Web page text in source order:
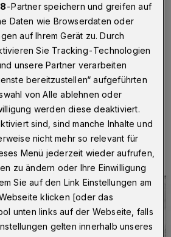
Stadtwerke (WSW)
(27. November 2023) Kanäle in
Bereich der Einmündung
Rubensstraße 13.
Eine Minute Lesezeit
-Partner speichern und greifen auf
Daten wie Browserdaten oder
auf Ihrem Gerät zu. Durch
Sie Tracking-Technologien
unsere Partner verarbeiten
bereitzustellen“ aufgeführten
von Alle ablehnen oder
werden diese deaktiviert.
sind, sind manche Inhalte und
nicht mehr so relevant für
Menü jederzeit wieder aufrufen,
zu ändern oder Ihre Einwilligung
Sie auf den Link Einstellungen am
klicken [oder das
unten links auf der Webseite, falls
gelten innerhalb unseres